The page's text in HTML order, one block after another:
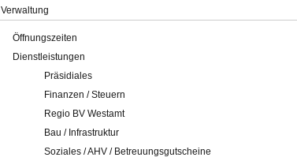
Verwaltung
Öffnungszeiten
Dienstleistungen
Präsidiales
Finanzen / Steuern
Regio BV Westamt
Bau / Infrastruktur
Soziales / AHV / Betreuungsgutscheine